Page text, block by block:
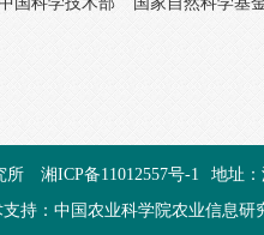
所 湘ICP备11012557号-1
地址
支持：中国农业科学院农业信息研